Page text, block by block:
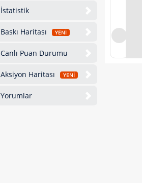
İstatistik
Baskı Haritası YENİ
Canlı Puan Durumu
Aksiyon Haritası YENİ
Yorumlar